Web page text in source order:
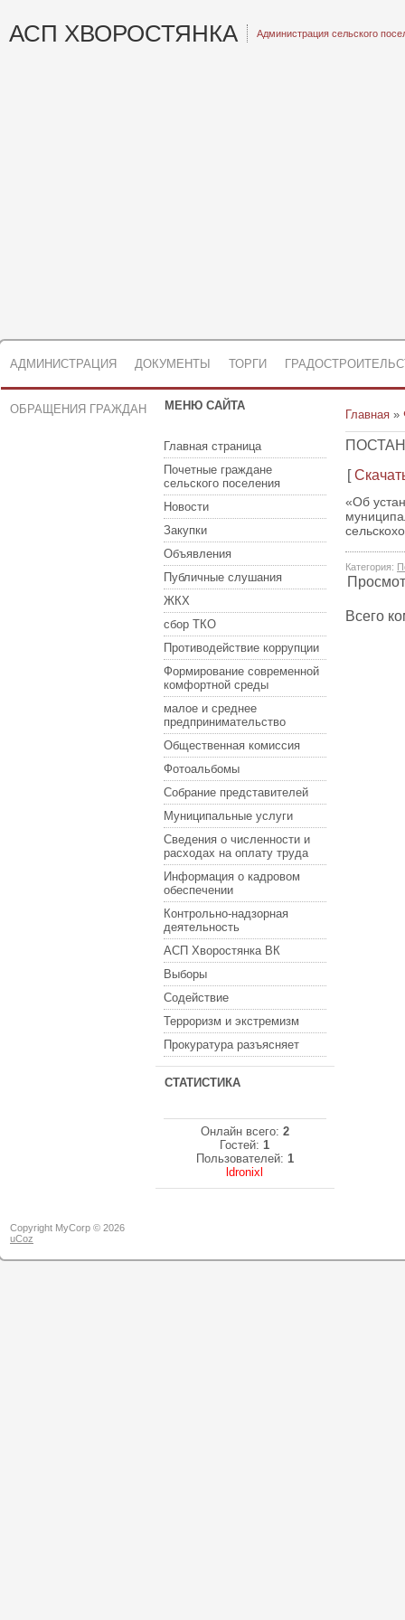
АСП ХВОРОСТЯНКА Администрация сельского
АДМИНИСТРАЦИЯ ДОКУМЕНТЫ ТОРГИ
ОБРАЩЕНИЯ ГРАЖДАН МЕНЮ САЙТА
Главная страница
Почетные граждане
сельского поселения
Новости
Закупки
Объявления
Публичные слушания
ЖКХ
сбор ТКО
Противодействие коррупции
Формирование современной
комфортной среды
малое и среднее
предпринимательство
Общественная комиссия
Фотоальбомы
Собрание представителей
Муниципальные услуги
Сведения о численности и
расходах на оплату труда
Информация о кадровом
обеспечении
Контрольно-надзорная
деятельность
АСП Хворостянка ВК
Выборы
Содействие
Терроризм и экстремизм
Прокуратура разъясняет
СТАТИСТИКА
Онлайн всего: 2
Гостей:1
Пользователей: 1
ldronixl
Главная »
[
«Об
Категория:
Всего
Copyright MyCorp © 2026
uCoz